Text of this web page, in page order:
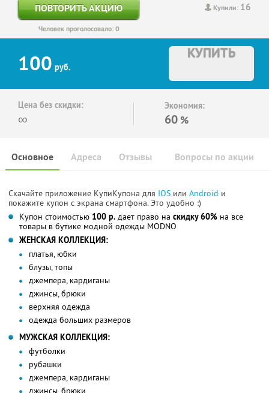
Купили: 16
ПОВТОРИТЬ АКЦИЮ
Человек проголосовало: 0
100 руб.
КУПИТЬ
Цена без скидки:
∞
Экономия:
60 %
Основное Отзывы Вопросы по акции
Адреса
Скачайте приложение КупиКупона для IOS или Android и
покажите купон с экрана смартфона. Это удобно :)
Купон стоимостью 100 р. дает право на скидку 60% на все
товары в бутике модной одежды MODNO
ЖЕНСКАЯ КОЛЛЕКЦИЯ:
платья, юбки
блузы, топы
джемпера, кардиганы
джинсы, брюки
верхняя одежда
одежда больших размеров
МУЖСКАЯ КОЛЛЕКЦИЯ:
футболки
рубашки
джемпера, кардиганы
джинсы, брюки